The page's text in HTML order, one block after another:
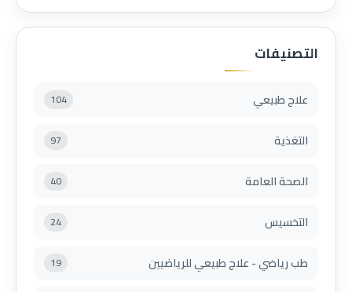
التصنيفات
علاج طبيعي 104
التغذية 97
الصحة العامة 40
التخسيس 24
طب رياضي - علاج طبيعي للرياضيين 19